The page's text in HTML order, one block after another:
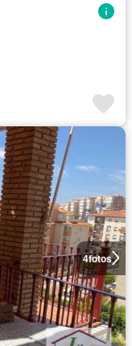
4fotos